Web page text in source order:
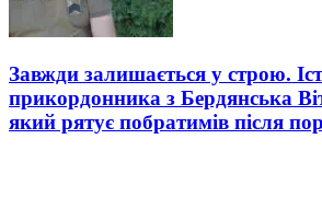
Завжди залишається у строю.
прикордонника з Бердянська
який рятує побратимів після